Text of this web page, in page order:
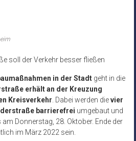
soll der Verkehr besser fließen
in der Stadtgeht in die
erhält an der Kreuzung
Kreisverkehr . Dabei werden dievier
barrierefrei umgebaut und
Donnerstag, 28. Oktober. Ende der
im März 2022 sein.